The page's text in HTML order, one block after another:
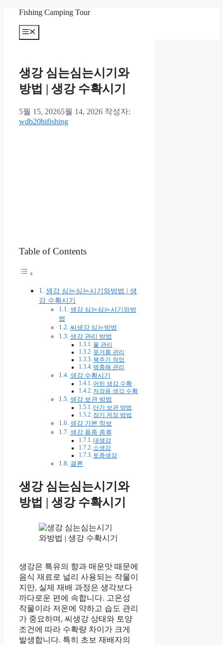
Fishing Camping Tour
메
뉴
생강 심는심는시기와
방법 | 생강 수확시기
5월 15, 20265월 14, 2026 작성자:
wdb20hifishing
Table of Contents
생강 심는심는시기와방법 | 생
강 수확시기
생강 심는심는시기와방
법
씨생강 심는방법
생강 관리 방법
물 관리
웃거름 관리
북주기 작업
병충해 관리
생강 수확시기
어린 생강 수확
저장용 생강 수확
생강 보관 방법
단기 보관 방법
장기 저장 방법
생강 기본 정보
생강 품종 종류
대생강
소생강
토종생강
결론
생강 심는심는시기와
방법 | 생강 수확시기
생강은 특유의 향과 매운맛 때문에
음식 재료로 널리 사용되는 작물이
지만, 실제 재배 과정은 생각보다
까다로운 편에 속합니다. 고온성
작물이라 저온에 약하고 습도 관리
가 중요하며, 씨생강 상태와 토양
조건에 따라 수확량 차이가 크게
발생합니다. 특히 초보 재배자의